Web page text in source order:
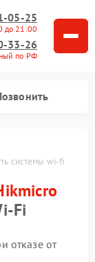
05-25
до 21:00
33-26
по РФ
системы wi-fi
Fi
отказе от